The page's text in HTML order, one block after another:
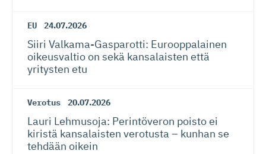
EU 24.07.2026
Siiri Valkama-Gas­pa­rotti: Eurooppalainen
oikeusvaltio on sekä kansalaisten että
yritysten etu
Verotus 20.07.2026
Lauri Lehmusoja: Perintöveron poisto ei
kiristä kansalaisten verotusta – kunhan se
tehdään oikein